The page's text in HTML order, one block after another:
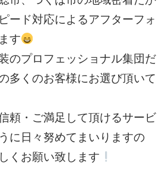
ード対応によるアフターフォ
す
のプロフェッショナル集団だ
多くのお客様にお選び頂いて
頼・ご満足して頂けるサービ
に日々努めてまいりますの
くお願い致します